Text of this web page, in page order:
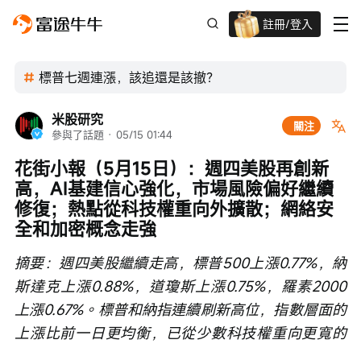
註冊/登入
標普七週連漲，該追還是該撤？
米股研究
參與了話題 · 05/15 01:44
關注
花街小報（5月15日）：週四美股再創新
高，AI基建信心強化，市場風險偏好繼續
修復；熱點從科技權重向外擴散；網絡安
全和加密概念走強
摘要：週四美股繼續走高，標普500上漲0.77%，納
斯達克上漲0.88%，道瓊斯上漲0.75%，羅素2000
上漲0.67%。標普和納指連續刷新高位，指數層面的
上漲比前一日更均衡，已從少數科技權重向更寬的